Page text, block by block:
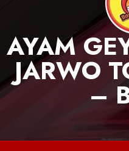
AYAM
JARWO
–